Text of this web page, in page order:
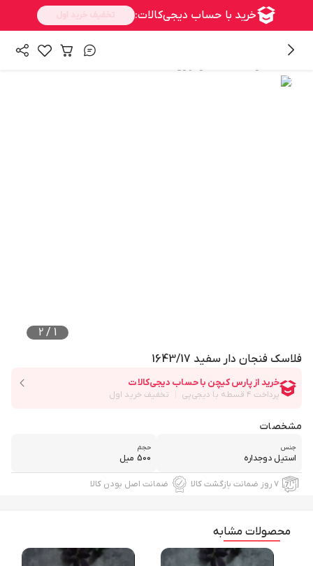
1
/
2
فلاسک فنجان دار سفید 1643/17
مشخصات
جنس
استیل دوجداره
حجم
500 میل
۷ روز ضمانت بازگشت کالا ضمانت اصل بودن کالا
محصولات مشابه